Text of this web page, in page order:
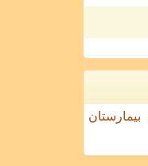
بیمارستان